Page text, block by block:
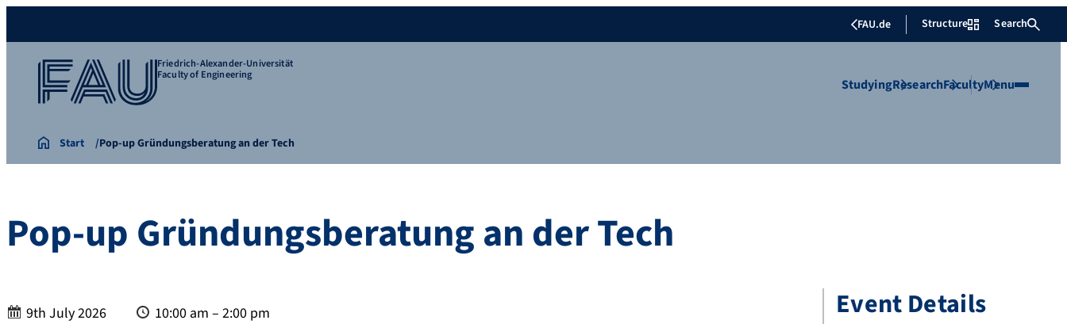
FAU.de Structure Search
Friedrich-Alexander-Universität
Faculty of Engineering
StudyingResearchFacultyMenu
Start Pop-up Gründungsberatung an der Tech
Pop-up Gründungsberatung an der Tech
Date:
9th July 2026 Time:
10:00 am – 2:00 pm
Event Details